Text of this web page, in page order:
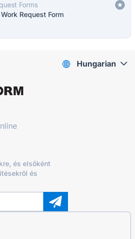
Forms
Request Form
és elsőként
és
Hungarian